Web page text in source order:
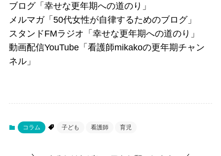
ブログ「幸せな更年期への道のり」
メルマガ「50代女性が自律するためのブログ」
スタンドFMラジオ「幸せな更年期への道のり」
動画配信YouTube「看護師mikakoの更年期チャン
ネル」
コラム 子ども 看護師 育児